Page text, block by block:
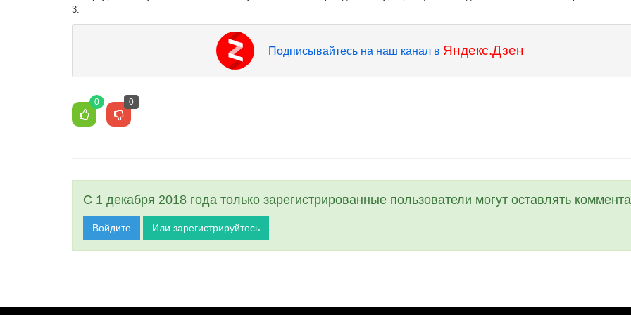
3.
Подписывайтесь на наш канал в Яндекс.Дзен
0 0
С 1 декабря 2018 года только зарегистрированные пользователи могут оставлять
Войдите Или зарегистрируйтесь